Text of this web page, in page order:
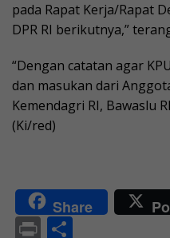
pada Rapat Kerja/Rapat
DPR RI berikutnya,”
“Dengan catatan agar
dan masukan dari
Kemendagri RI, Bawaslu
(Ki/red)
Share
Pr